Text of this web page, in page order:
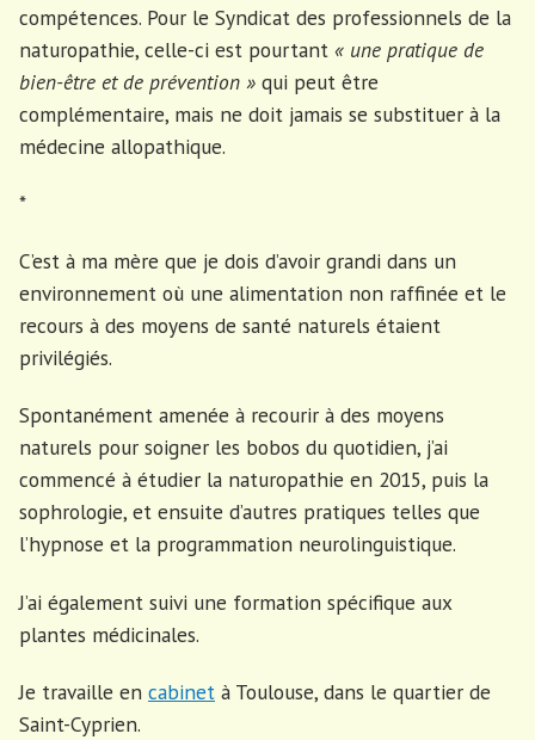
compétences. Pour le Syndicat des professionnels de la
naturopathie, celle-ci est pourtant « une pratique de
bien-être et de prévention » qui peut être
complémentaire, mais ne doit jamais se substituer à la
médecine allopathique.
*
C’est à ma mère que je dois d’avoir grandi dans un
environnement où une alimentation non raffinée et le
recours à des moyens de santé naturels étaient
privilégiés.
Spontanément amenée à recourir à des moyens
naturels pour soigner les bobos du quotidien, j’ai
commencé à étudier la naturopathie en 2015, puis la
sophrologie, et ensuite d’autres pratiques telles que
l’hypnose et la programmation neurolinguistique.
J’ai également suivi une formation spécifique aux
plantes médicinales.
Je travaille en cabinet à Toulouse, dans le quartier de
Saint-Cyprien.